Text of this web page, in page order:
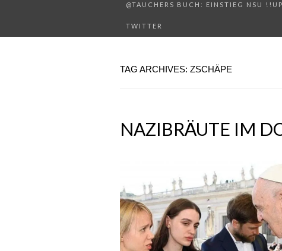
@TAUCHERS BUCH: EINSTIEG NSU
TWITTER
TAG ARCHIVES: ZSCHÄPE
NAZIBRÄUTE IM